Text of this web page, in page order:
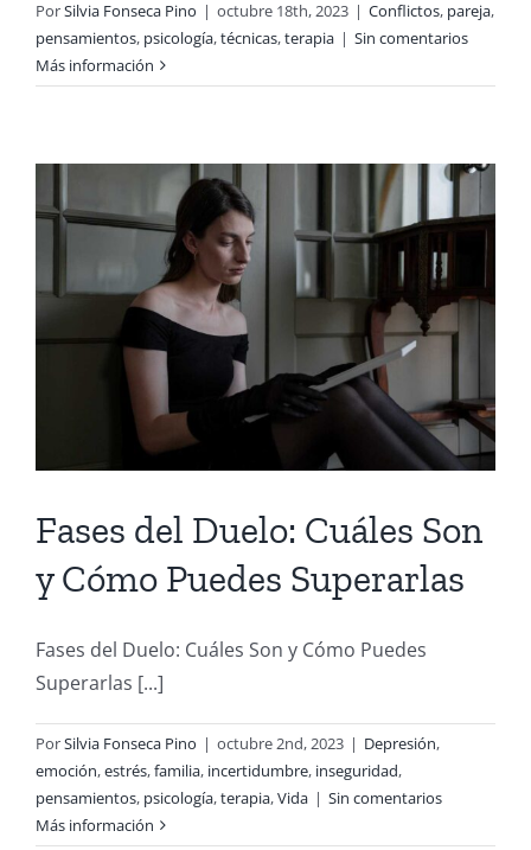
PorSilvia Fonseca Pino | octubre 18th, 2023 | Conflictos, pareja,
pensamientos, psicología,técnicas,terapia | Sin comentarios
Más información
Fases del Duelo: Cuáles Son
y Cómo Puedes Superarlas
Fases del Duelo: Cuáles Son y Cómo Puedes
Superarlas [...]
PorSilvia Fonseca Pino | octubre 2nd, 2023 | Depresión,
emoción,estrés,familia, incertidumbre, inseguridad,
pensamientos, psicología,terapia,Vida | Sin comentarios
Más información